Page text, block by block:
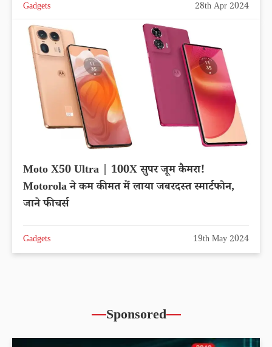
Gadgets 28th Apr 2024
Moto X50 Ultra | 100X सुपर जूम कैमरा!
Motorola ने कम कीमत में लाया जबरदस्त स्मार्टफोन,
जाने फीचर्स
Gadgets 19th May 2024
Sponsored